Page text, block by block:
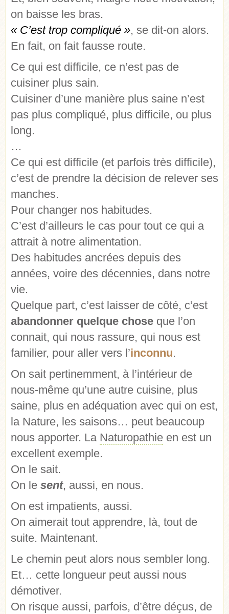
on baisse les bras.
« C’est trop compliqué », se dit-on alors.
En fait, on fait fausse route.
Ce qui est difficile, ce n’est pas de
cuisiner plus sain.
Cuisiner d’une manière plus saine n’est
pas plus compliqué, plus difficile, ou plus
long.
…
Ce qui est difficile (et parfois très difficile),
c’est de prendre la décision de relever ses
manches.
Pour changer nos habitudes.
C’est d’ailleurs le cas pour tout ce qui a
attrait à notre alimentation.
Des habitudes ancrées depuis des
années, voire des décennies, dans notre
vie.
Quelque part, c’est laisser de côté, c’est
abandonner quelque chose que l’on
connait, qui nous rassure, qui nous est
familier, pour aller vers l’inconnu.
On sait pertinemment, à l’intérieur de
nous-même qu’une autre cuisine, plus
saine, plus en adéquation avec qui on est,
la Nature, les saisons… peut beaucoup
nous apporter. La Naturopathie en est un
excellent exemple.
On le sait.
On le sent, aussi, en nous.
On est impatients, aussi.
On aimerait tout apprendre, là, tout de
suite. Maintenant.
Le chemin peut alors nous sembler long.
Et… cette longueur peut aussi nous
démotiver.
On risque aussi, parfois, d’être déçus, de